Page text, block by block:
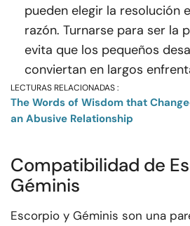
pueden elegir la resolución
razón. Turnarse para ser la
evita que los pequeños
conviertan en largos
LECTURAS RELACIONADAS :
The Words of Wisdom that
an Abusive Relationship
Compatibilidad de
Géminis
Escorpio y Géminis son una